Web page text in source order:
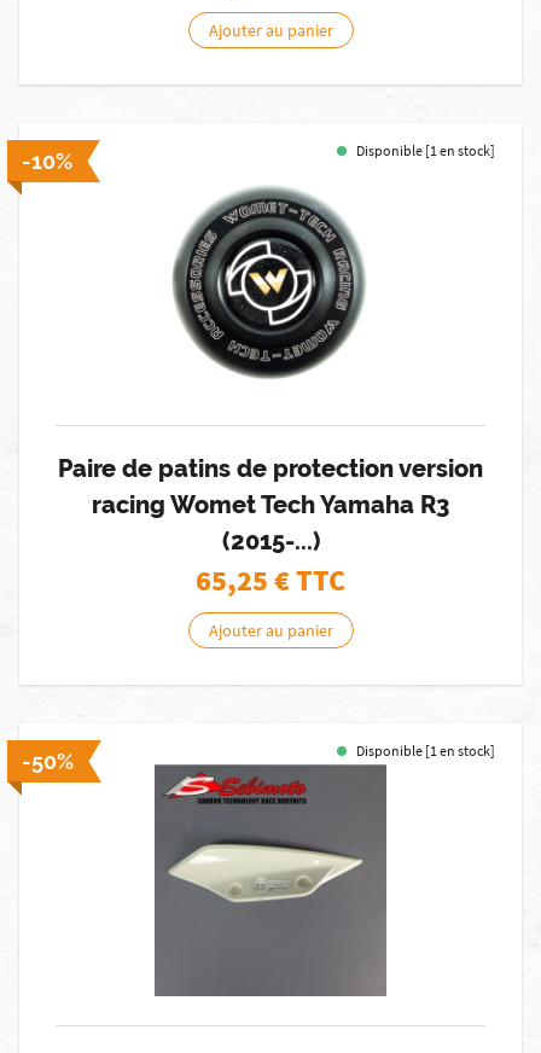
Ajouter au panier
-10% Disponible [1 en stock]
Paire de patins de protection version
racing Womet Tech Yamaha R3
(2015-...)
65,25€ TTC
Ajouter au panier
-50% Disponible [1 en stock]